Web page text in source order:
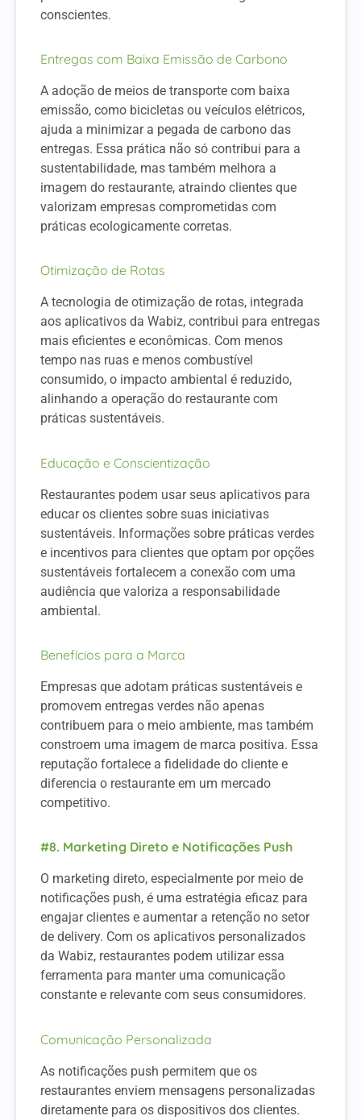
conscientes.
Entregas com Baixa Emissão de Carbono
A adoção de meios de transporte com baixa
emissão, como bicicletas ou veículos elétricos,
ajuda a minimizar a pegada de carbono das
entregas. Essa prática não só contribui para a
sustentabilidade, mas também melhora a
imagem do restaurante, atraindo clientes que
valorizam empresas comprometidas com
práticas ecologicamente corretas.
Otimização de Rotas
A tecnologia de otimização de rotas, integrada
aos aplicativos da Wabiz, contribui para entregas
mais eficientes e econômicas. Com menos
tempo nas ruas e menos combustível
consumido, o impacto ambiental é reduzido,
alinhando a operação do restaurante com
práticas sustentáveis.
Educação e Conscientização
Restaurantes podem usar seus aplicativos para
educar os clientes sobre suas iniciativas
sustentáveis. Informações sobre práticas verdes
e incentivos para clientes que optam por opções
sustentáveis fortalecem a conexão com uma
audiência que valoriza a responsabilidade
ambiental.
Benefícios para a Marca
Empresas que adotam práticas sustentáveis e
promovem entregas verdes não apenas
contribuem para o meio ambiente, mas também
constroem uma imagem de marca positiva. Essa
reputação fortalece a fidelidade do cliente e
diferencia o restaurante em um mercado
competitivo.
#8. Marketing Direto e Notificações Push
O marketing direto, especialmente por meio de
notificações push, é uma estratégia eficaz para
engajar clientes e aumentar a retenção no setor
de delivery. Com os aplicativos personalizados
da Wabiz, restaurantes podem utilizar essa
ferramenta para manter uma comunicação
constante e relevante com seus consumidores.
Comunicação Personalizada
As notificações push permitem que os
restaurantes enviem mensagens personalizadas
diretamente para os dispositivos dos clientes.